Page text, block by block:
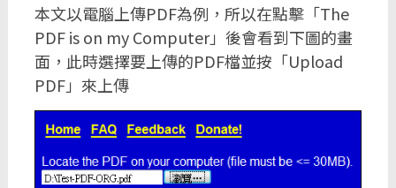
本文以電腦上傳PDF為例，所以在點擊「The
PDF is on my Computer」後會看到下圖的畫
面，此時選擇要上傳的PDF檔並按「Upload
PDF」來上傳